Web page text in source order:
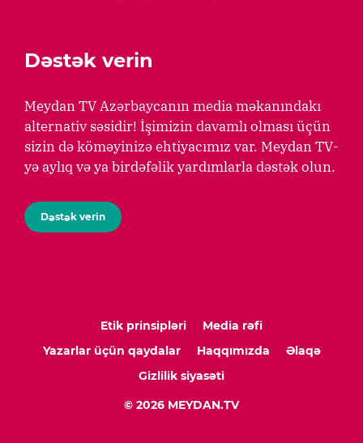
Dəstək verin
Meydan TV Azərbaycanın media məkanındakı
alternativ səsidir! İşimizin davamlı olması üçün
sizin də köməyinizə ehtiyacımız var. Meydan TV-
yə aylıq və ya birdəfəlik yardımlarla dəstək olun.
Dəstək verin
Etik prinsipləri
Media rəfi
Yazarlar üçün qaydalar
Haqqımızda
Əlaqə
Gizlilik siyasəti
© 2026 MEYDAN.TV